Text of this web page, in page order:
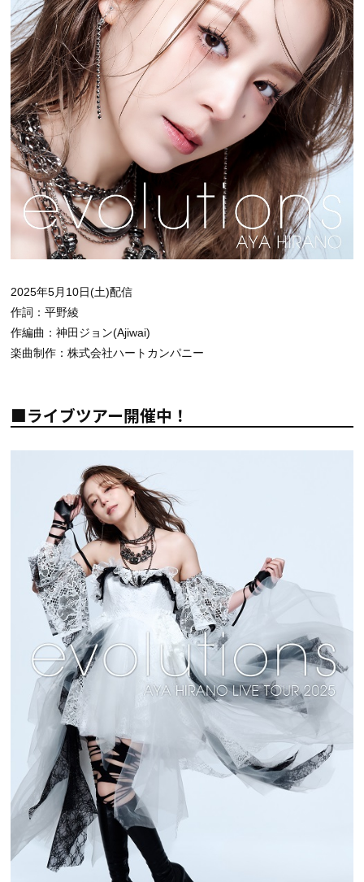
2025年5月10日(土)配信
作詞：平野綾
作編曲：神田ジョン(Ajiwai)
楽曲制作：株式会社ハートカンパニー
■ライブツアー開催中！